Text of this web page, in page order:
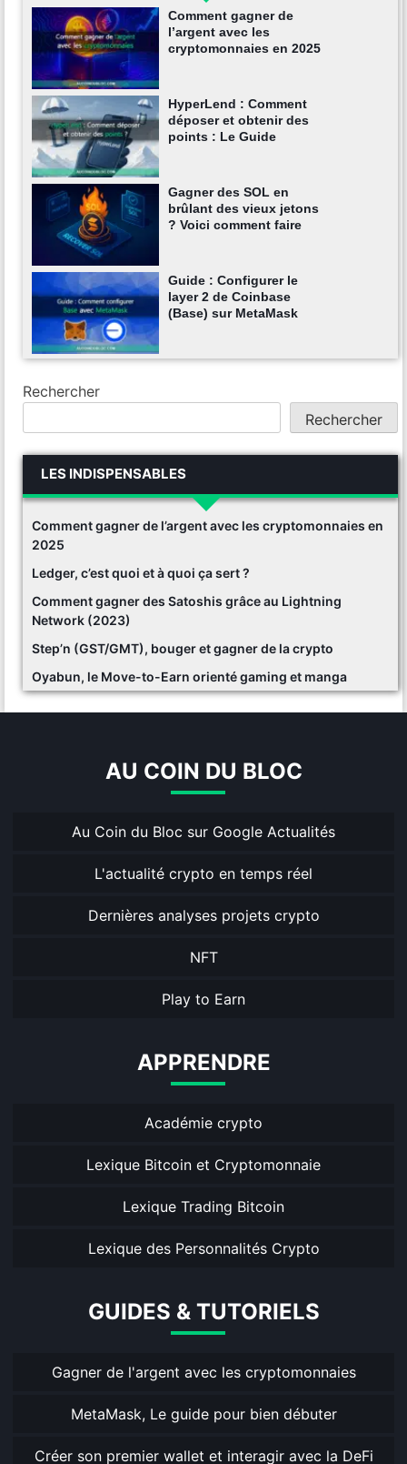
Comment gagner de
l’argent avec les
cryptomonnaies en 2025
HyperLend : Comment
déposer et obtenir des
points : Le Guide
Gagner des SOL en
brûlant des vieux jetons
? Voici comment faire
Guide : Configurer le
layer 2 de Coinbase
(Base) sur MetaMask
Rechercher
Rechercher
LES INDISPENSABLES
Comment gagner de l’argent avec les cryptomonnaies en
2025
Ledger, c’est quoi et à quoi ça sert ?
Comment gagner des Satoshis grâce au Lightning
Network (2023)
Step’n (GST/GMT), bouger et gagner de la crypto
Oyabun, le Move-to-Earn orienté gaming et manga
AU COIN DU BLOC
Au Coin du Bloc sur Google Actualités
L'actualité crypto en temps réel
Dernières analyses projets crypto
NFT
Play to Earn
APPRENDRE
Académie crypto
Lexique Bitcoin et Cryptomonnaie
Lexique Trading Bitcoin
Lexique des Personnalités Crypto
GUIDES & TUTORIELS
Gagner de l'argent avec les cryptomonnaies
MetaMask, Le guide pour bien débuter
Créer son premier wallet et interagir avec la DeFi